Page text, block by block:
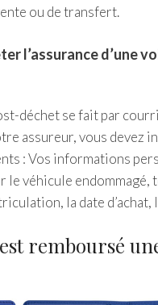
ou de transfert.
l’assurance d’une
déchet se fait par
assureur, vous devez
: Vos informations
le véhicule endommagé,
la date
remboursé